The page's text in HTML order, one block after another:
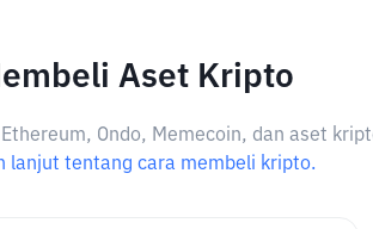
Aset Kripto
Ondo, Memecoin, dan aset
lanjut tentang cara membeli kripto.